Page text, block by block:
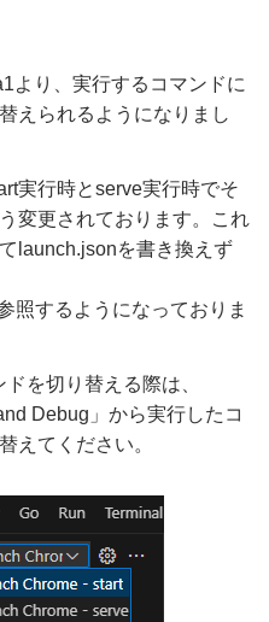
より、実行するコマンドに
えられるようになりまし
実行時とserve実行時でそ
変更されております。これ
launch.jsonを書き換えず
照するようになっておりま
を切り替える際は、
Debug」から実行したコ
えてください。